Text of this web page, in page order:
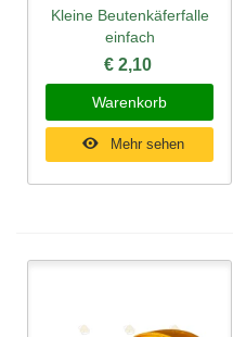
Kleine Beutenkäferfalle
einfach
€ 2,10
Warenkorb
Mehr sehen